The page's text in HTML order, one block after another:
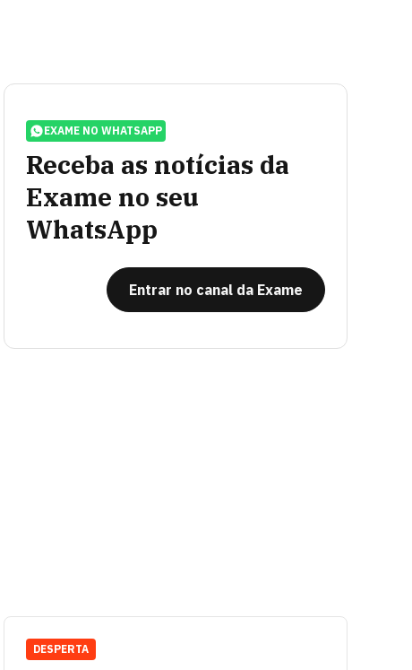
EXAME NO WHATSAPP
Receba as notícias da
Exame no seu
WhatsApp
Entrar no canal da Exame
DESPERTA